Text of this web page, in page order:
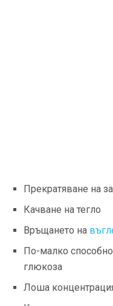
Прекратяване на
Качване на тегло
Връщането на
По-малко
глюкоза
Лоша